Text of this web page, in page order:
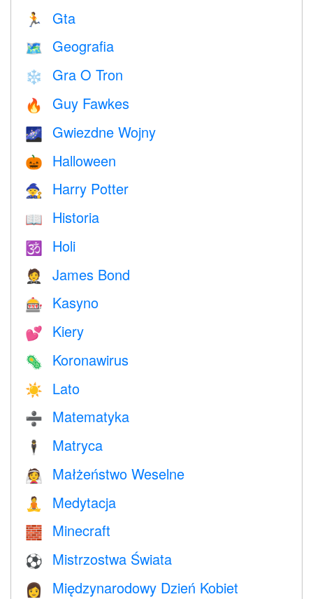
🏃 Gta
🗺 Geografia
❄️ Gra O Tron
🔥 Guy Fawkes
🌌 Gwiezdne Wojny
🎃 Halloween
🧙 Harry Potter
📖 Historia
🕉 Holi
🤵 James Bond
🎰 Kasyno
💕 Kiery
🦠 Koronawirus
☀️ Lato
➗ Matematyka
🕴️ Matryca
👰 Małżeństwo Weselne
🧘 Medytacja
🧱 Minecraft
⚽ Mistrzostwa Świata
👩 Międzynarodowy Dzień Kobiet